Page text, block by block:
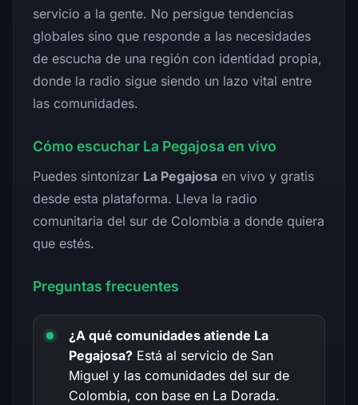
servicio a la gente. No persigue tendencias
globales sino que responde a las necesidades
de escucha de una región con identidad propia,
donde la radio sigue siendo un lazo vital entre
las comunidades.
Cómo escuchar La Pegajosa en vivo
Puedes sintonizar La Pegajosa en vivo y gratis
desde esta plataforma. Lleva la radio
comunitaria del sur de Colombia a donde quiera
que estés.
Preguntas frecuentes
¿A qué comunidades atiende La
Pegajosa? Está al servicio de San
Miguel y las comunidades del sur de
Colombia, con base en La Dorada.